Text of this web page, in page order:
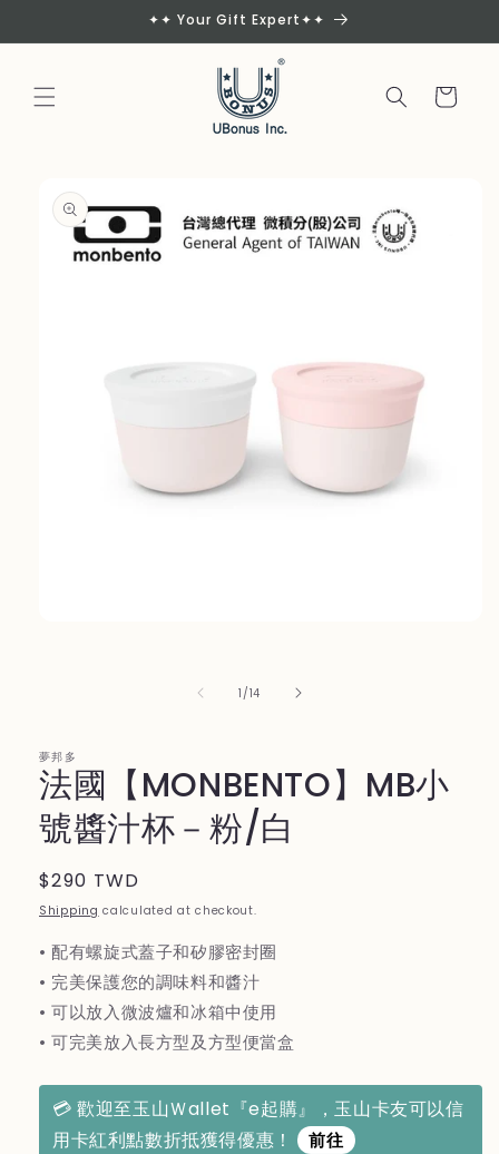
✦✦ Your Gift Expert✦✦
Cart
product
information
1 /of
14
夢邦多
法國【MONBENTO】MB小
號醬汁杯－粉/白
Regular
price
$290 TWD
Shipping calculated at checkout.
• 配有螺旋式蓋子和矽膠密封圈
• 完美保護您的調味料和醬汁
• 可以放入微波爐和冰箱中使用
• 可完美放入長方型及方型便當盒
💳 歡迎至玉山Ｗallet『e起購』，玉山卡友可以信
用卡紅利點數折抵獲得優惠！ 前往